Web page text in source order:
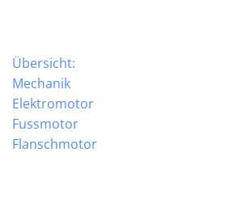
Übersicht:
Mechanik
Elektromotor
Fussmotor
Flanschmotor